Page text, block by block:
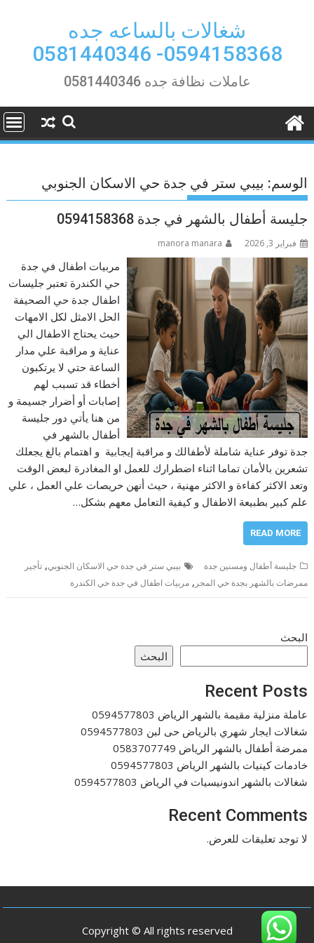
شغالات بالساعه جده
0594158368- 0581440346
عاملات نظافة جده 0581440346
الوسم: بيبي ستر في جدة حي الاسكان الجنوبي
جليسة أطفال بالشهر في جدة 0594158368
فبراير 3, 2026 manora manara
مربيات اطفال في جدة
حي الكندرة تعتبر جليسات
اطفال جدة حي الصحيفة
الحل الامثل لكل الامهات
حيث يحتاج الاطفال الي
عناية و مراقبة علي مدار
الساعة حتي لا يرتكبون
أخطاء قد تسبب لهم
إصابات أو أضرار جسيمة و
من هنا يأتي دور جليسة
أطفال بالشهر في
جدة توفر عناية شاملة لأطفالك و مراقبة إيجابية و اهتمام بالغ يجعلك
تشعرين بالأمان تماما اثناء اضطرارك للعمل او المغادرة لبعض الوقت
وتعد الاكثر كفاءة و الاكثر مهنية ، حيث أنهن حريصات علي العمل ، علي
علم كبير بطبيعة الاطفال و كيفية التعامل معهم بشكل…
READ MORE
جليسة أطفال ومسنين جدة بيبي ستر في جدة حي الاسكان الجنوبي,تأجير
ممرضات بالشهر بجدة حي المجر ,مربيات اطفال في جدة حي الكندرة
البحث
البحث
Recent Posts
عاملة منزلية مقيمة بالشهر الرياض 0594577803
شغالات ايجار شهري بالرياض حى لبن 0594577803
ممرضة أطفال بالشهر الرياض 0583707749
خادمات كينيات بالشهر الرياض 0594577803
شغالات بالشهر اندونيسيات في الرياض 0594577803
Recent Comments
لا توجد تعليقات للعرض.
Copyright © All rights reserved